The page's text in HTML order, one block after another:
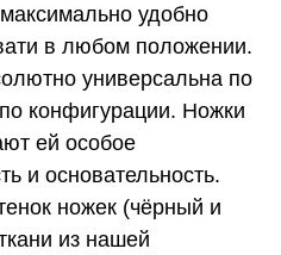
удобно
в любом положении.
универсальна по
конфигурации. Ножки
ей особое
и основательность.
ножек (чёрный и
из нашей